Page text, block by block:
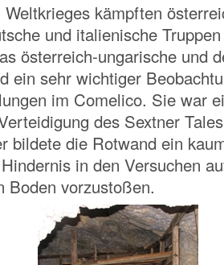
kämpften
und italienische
österreich-ungarische und
ein sehr wichtiger
im Comelico. Sie war
des Sextner
bildete die Rotwand ein
in den Versuchen
Boden vorzustoßen.